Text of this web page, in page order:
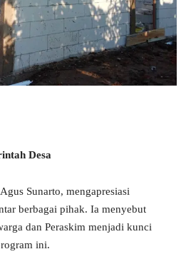
Desa
Sunarto, mengapresiasi
berbagai pihak. Ia menyebut
dan Peraskim menjadi kunci
ini.